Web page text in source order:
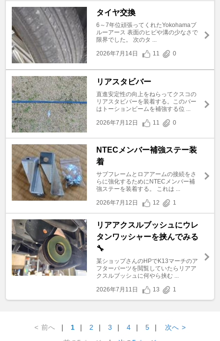
タイヤ交換
6～7年位頑張ってくれたYokohamaブ
ルーアース 表面のヒビや溝の少なさで
限界でした。 次のタ ...
2026年7月14日
11 0
リアスタビバー
直進安定性の向上をねらってクスコの
リアスタビバーを装着する。このバー
はトーションビームを補強する位 ...
2026年7月12日
11 0
NTECメンバー補強ステー装
着
サブフレームとロアアームの接続をさ
らに強化するためにNTECメンバー補
強ステーを装着する。 これは ...
2026年7月12日
12 1
リアアクスルブッシュにウレ
タンワッシャーを挟んでみる
🔧
某ショップさんのHPでK13マーチのア
フターパーツを閲覧していたらリアア
クスルブッシュに何やら挟む ...
2026年7月11日
13 1
< 前へ ｜ 1 ｜ 2 ｜ 3 ｜ 4 ｜ 5 ｜ 次へ >